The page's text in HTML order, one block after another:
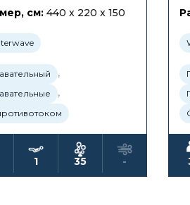
см:440 x 220 x 150
,
,
1 35 -